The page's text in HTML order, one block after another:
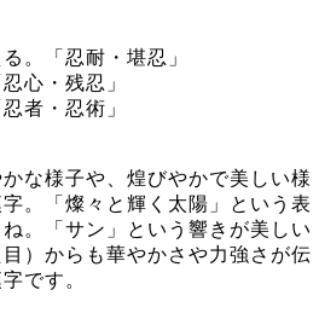
。「忍耐・堪忍」
心・残忍」
者・忍術」
な様子や、煌びやかで美しい様
。「燦々と輝く太陽」という表
。「サン」という響きが美しい
）からも華やかさや力強さが伝
です。